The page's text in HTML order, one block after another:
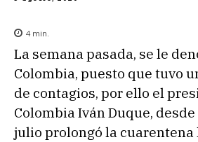
4 min.
La semana pasada, se le
Colombia, puesto que tuvo
de contagios, por ello el
Colombia Iván Duque,
julio prolongó la cuarentena